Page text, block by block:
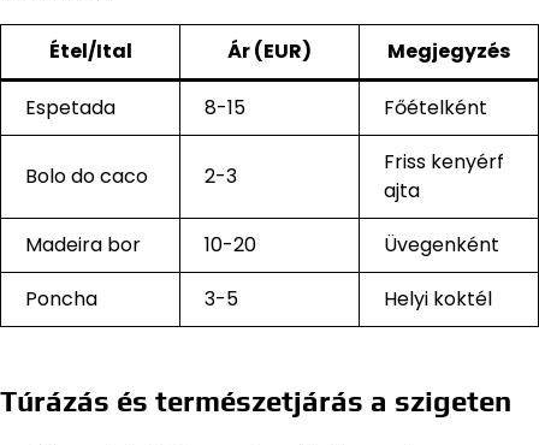
Étel/Ital Ár (EUR) Megjegyzés
Espetada 8-15 Főételként
Bolo do caco 2-3
Friss kenyérf
ajta
Madeira bor
10-20
Üvegenként
Poncha
3-5 Helyi koktél
Túrázás és természetjárás a szigeten